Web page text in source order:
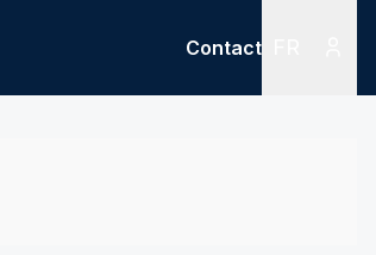
Contact